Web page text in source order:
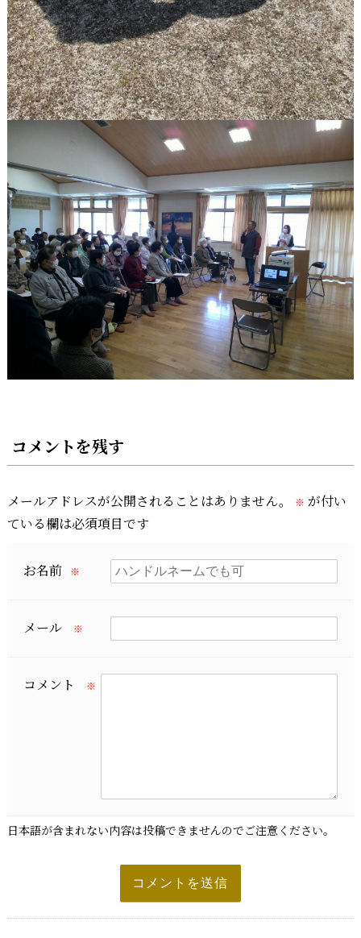
コメントを残す
メールアドレスが公開されることはありません。 ※ が付い
ている欄は必須項目です
お名前 ※
メール ※
コメント ※
日本語が含まれない内容は投稿できませんのでご注意ください。